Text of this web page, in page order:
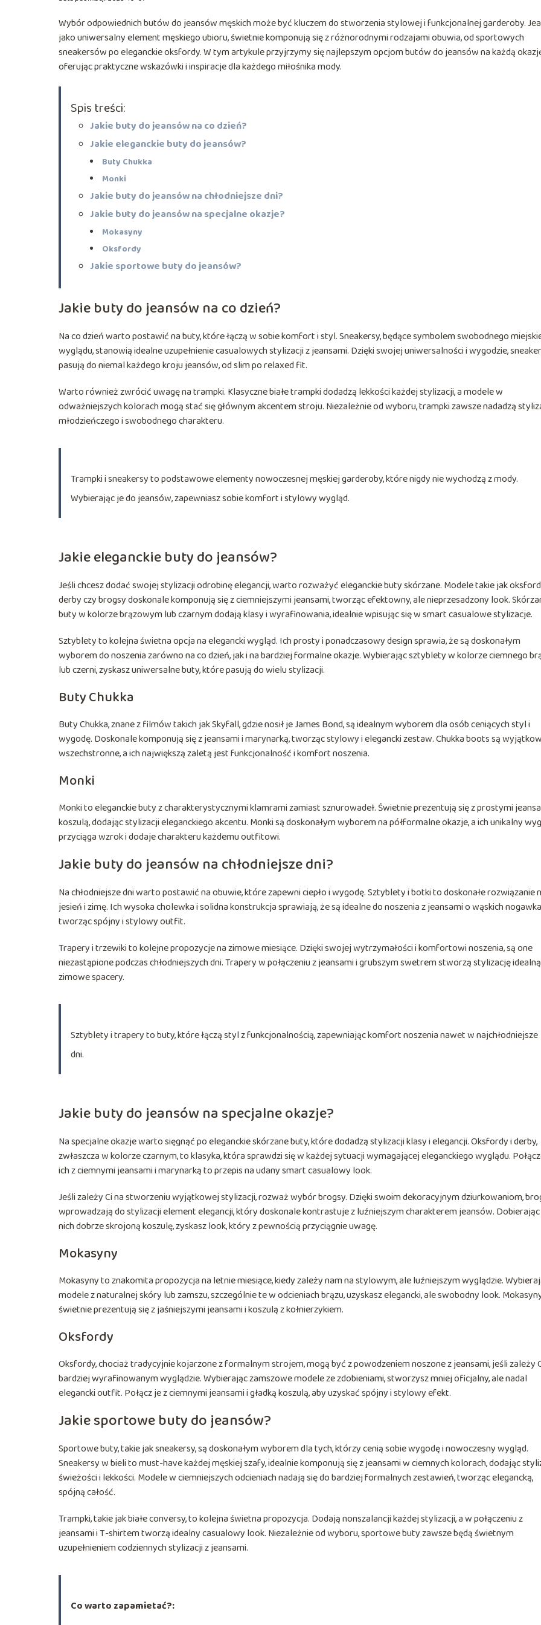
Wybór odpowiednich butów do jeansów męskich może być kluczem do stworzenia stylowej i funkcjonalnej garderoby.
jako uniwersalny element męskiego ubioru, świetnie komponują się z różnorodnymi rodzajami obuwia, od sportowych
sneakersów po eleganckie oksfordy. W tym artykule przyjrzymy się najlepszym opcjom butów do jeansów na każdą
oferując praktyczne wskazówki i inspiracje dla każdego miłośnika mody.
Spis treści:
Jakie buty do jeansów na co dzień?
Jakie eleganckie buty do jeansów?
Buty Chukka
Monki
Jakie buty do jeansów na chłodniejsze dni?
Jakie buty do jeansów na specjalne okazje?
Mokasyny
Oksfordy
Jakie sportowe buty do jeansów?
Jakie buty do jeansów na co dzień?
Na co dzień warto postawić na buty, które łączą w sobie komfort i styl. Sneakersy, będące symbolem swobodnego
wyglądu, stanowią idealne uzupełnienie casualowych stylizacji z jeansami. Dzięki swojej uniwersalności i wygodzie,
pasują do niemal każdego kroju jeansów, od slim po relaxed fit.
Warto również zwrócić uwagę na trampki. Klasyczne białe trampki dodadzą lekkości każdej stylizacji, a modele w
odważniejszych kolorach mogą stać się głównym akcentem stroju. Niezależnie od wyboru, trampki zawsze nadadzą
młodzieńczego i swobodnego charakteru.
Trampki i sneakersy to podstawowe elementy nowoczesnej męskiej garderoby, które nigdy nie wychodzą z mody.
Wybierając je do jeansów, zapewniasz sobie komfort i stylowy wygląd.
Jakie eleganckie buty do jeansów?
Jeśli chcesz dodać swojej stylizacji odrobinę elegancji, warto rozważyć eleganckie buty skórzane. Modele takie jak
derby czy brogsy doskonale komponują się z ciemniejszymi jeansami, tworząc efektowny, ale nieprzesadzony look.
buty w kolorze brązowym lub czarnym dodają klasy i wyrafinowania, idealnie wpisując się w smart casualowe stylizacje.
Sztyblety to kolejna świetna opcja na elegancki wygląd. Ich prosty i ponadczasowy design sprawia, że są doskonałym
wyborem do noszenia zarówno na co dzień, jak i na bardziej formalne okazje. Wybierając sztyblety w kolorze ciemnego
lub czerni, zyskasz uniwersalne buty, które pasują do wielu stylizacji.
Buty Chukka
Buty Chukka, znane z filmów takich jak Skyfall, gdzie nosił je James Bond, są idealnym wyborem dla osób ceniących styl i
wygodę. Doskonale komponują się z jeansami i marynarką, tworząc stylowy i elegancki zestaw. Chukka boots są
wszechstronne, a ich największą zaletą jest funkcjonalność i komfort noszenia.
Monki
Monki to eleganckie buty z charakterystycznymi klamrami zamiast sznurowadeł. Świetnie prezentują się z prostymi
koszulą, dodając stylizacji eleganckiego akcentu. Monki są doskonałym wyborem na półformalne okazje, a ich unikalny
przyciąga wzrok i dodaje charakteru każdemu outfitowi.
Jakie buty do jeansów na chłodniejsze dni?
Na chłodniejsze dni warto postawić na obuwie, które zapewni ciepło i wygodę. Sztyblety i botki to doskonałe rozwiązanie
jesień i zimę. Ich wysoka cholewka i solidna konstrukcja sprawiają, że są idealne do noszenia z jeansami o wąskich
tworząc spójny i stylowy outfit.
Trapery i trzewiki to kolejne propozycje na zimowe miesiące. Dzięki swojej wytrzymałości i komfortowi noszenia, są one
niezastąpione podczas chłodniejszych dni. Trapery w połączeniu z jeansami i grubszym swetrem stworzą stylizację
zimowe spacery.
Sztyblety i trapery to buty, które łączą styl z funkcjonalnością, zapewniając komfort noszenia nawet w najchłodniejsze
dni.
Jakie buty do jeansów na specjalne okazje?
Na specjalne okazje warto sięgnąć po eleganckie skórzane buty, które dodadzą stylizacji klasy i elegancji. Oksfordy i derby,
zwłaszcza w kolorze czarnym, to klasyka, która sprawdzi się w każdej sytuacji wymagającej eleganckiego wyglądu.
ich z ciemnymi jeansami i marynarką to przepis na udany smart casualowy look.
Jeśli zależy Ci na stworzeniu wyjątkowej stylizacji, rozważ wybór brogsy. Dzięki swoim dekoracyjnym dziurkowaniom,
wprowadzają do stylizacji element elegancji, który doskonale kontrastuje z luźniejszym charakterem jeansów.
nich dobrze skrojoną koszulę, zyskasz look, który z pewnością przyciągnie uwagę.
Mokasyny
Mokasyny to znakomita propozycja na letnie miesiące, kiedy zależy nam na stylowym, ale luźniejszym wyglądzie.
modele z naturalnej skóry lub zamszu, szczególnie te w odcieniach brązu, uzyskasz elegancki, ale swobodny look.
świetnie prezentują się z jaśniejszymi jeansami i koszulą z kołnierzykiem.
Oksfordy
Oksfordy, chociaż tradycyjnie kojarzone z formalnym strojem, mogą być z powodzeniem noszone z jeansami, jeśli zależy
bardziej wyrafinowanym wyglądzie. Wybierając zamszowe modele ze zdobieniami, stworzysz mniej oficjalny, ale nadal
elegancki outfit. Połącz je z ciemnymi jeansami i gładką koszulą, aby uzyskać spójny i stylowy efekt.
Jakie sportowe buty do jeansów?
Sportowe buty, takie jak sneakersy, są doskonałym wyborem dla tych, którzy cenią sobie wygodę i nowoczesny wygląd.
Sneakersy w bieli to must-have każdej męskiej szafy, idealnie komponują się z jeansami w ciemnych kolorach, dodając
świeżości i lekkości. Modele w ciemniejszych odcieniach nadają się do bardziej formalnych zestawień, tworząc elegancką,
spójną całość.
Trampki, takie jak białe conversy, to kolejna świetna propozycja. Dodają nonszalancji każdej stylizacji, a w połączeniu z
jeansami i T-shirtem tworzą idealny casualowy look. Niezależnie od wyboru, sportowe buty zawsze będą świetnym
uzupełnieniem codziennych stylizacji z jeansami.
Co warto zapamietać?: